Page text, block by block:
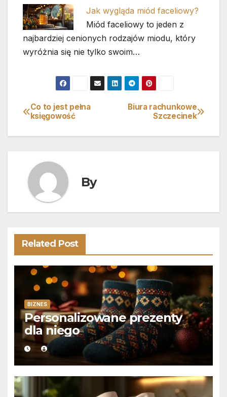
Jak wygląda miód faceliowy?
Miód faceliowy to jeden z
najbardziej cenionych rodzajów miodu, który
wyróżnia się nie tylko swoim…
Nawigacja
wpisu
Biura rachunkowe
Szczecinek
Co to jest pełna
księgowość
By
Related Post
BIZNES
Personalizowane prezenty
dla niego